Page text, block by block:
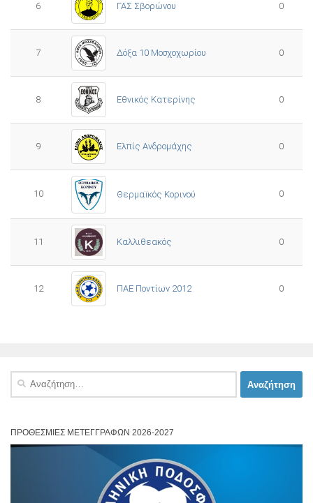
6 ΓΑΣ Σβορώνου 0
7 Δόξα 10 Μοσχοχωρίου 0
8 Εθνικός Κατερίνης 0
9 Ελπίς Ανδρομάχης 0
10 Θερμαϊκός Κορινού 0
11 Καλλιθεακός 0
12 ΠΑΕ Ποντίων 2012 0
Αναζήτηση
ΠΡΟΘΕΣΜΊΕΣ ΜΕΤΕΓΓΡΑΦΏΝ 2026-2027